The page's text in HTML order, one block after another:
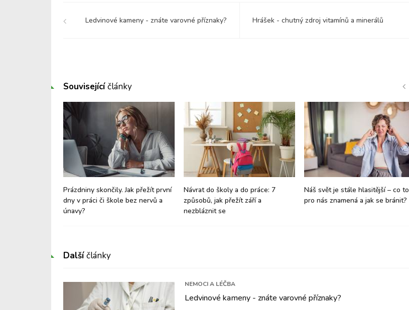
Ledvinové kameny - znáte varovné příznaky? Hrášek - chutný zdroj vitamínů a minerálů
Souvisejícíčlánky
Prázdniny skončily. Jak přežít první
dny v práci či škole bez nervů a
únavy?
Návrat do školy a do práce: 7
způsobů, jak přežít září a
nezbláznit se
Náš svět je stále hlasitější – co to
pro nás znamená a jak se bránit?
Dalšíčlánky
NEMOCI A LÉČBA
Ledvinové kameny - znáte varovné příznaky?